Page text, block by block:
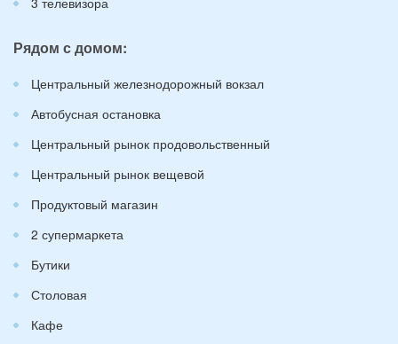
Рядом с домом:
Центральный железнодорожный вокзал
Автобусная остановка
Центральный рынок продовольственный
Центральный рынок вещевой
Продуктовый магазин
2 супермаркета
Бутики
Столовая
Кафе